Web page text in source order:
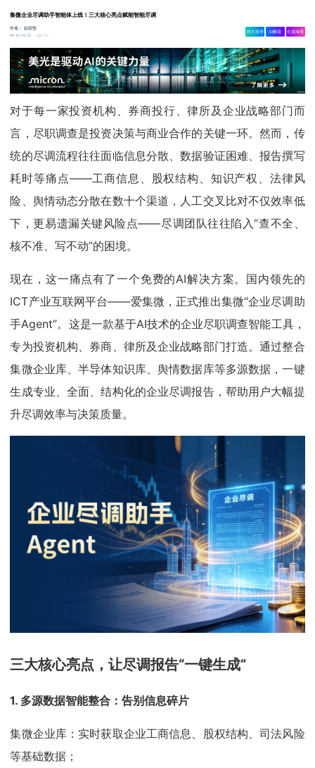
集微企业尽调助手智能体上线！三大核心亮点赋能智能尽调
作者：赵碧莹
06-10 16:22
6.2w
相关舆情 AI解读 生成海报
对于每一家投资机构、券商投行、律所及企业战略部门而
言，尽职调查是投资决策与商业合作的关键一环。然而，传
统的尽调流程往往面临信息分散、数据验证困难、报告撰写
耗时等痛点——工商信息、股权结构、知识产权、法律风
险、舆情动态分散在数十个渠道，人工交叉比对不仅效率低
下，更易遗漏关键风险点——尽调团队往往陷入“查不全、
核不准、写不动”的困境。
现在，这一痛点有了一个免费的AI解决方案。国内领先的
ICT产业互联网平台——爱集微，正式推出集微“企业尽调助
手Agent”。这是一款基于AI技术的企业尽职调查智能工具，
专为投资机构、券商、律所及企业战略部门打造。通过整合
集微企业库、半导体知识库、舆情数据库等多源数据，一键
生成专业、全面、结构化的企业尽调报告，帮助用户大幅提
升尽调效率与决策质量。
三大核心亮点，让尽调报告“一键生成”
1. 多源数据智能整合：告别信息碎片
集微企业库：实时获取企业工商信息、股权结构、司法风险
等基础数据；